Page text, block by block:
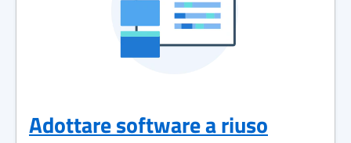
Adottare software a riuso